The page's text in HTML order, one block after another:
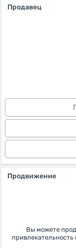
Продавец
Продвижение
Вы можете